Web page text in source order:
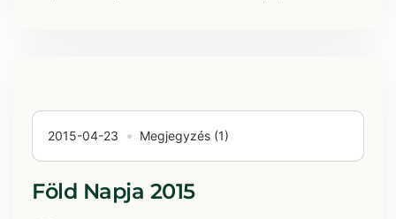
2015-04-23 Megjegyzés (1)
Föld Napja 2015